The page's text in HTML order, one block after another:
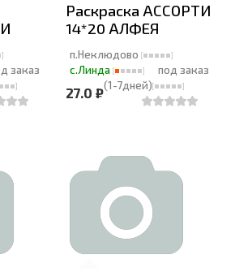
заказ
Раскраска АССОРТИ
14*20 АЛФЕЯ
п.Неклюдово
с.Линда
под заказ
(1-7дней)
27.0 ₽